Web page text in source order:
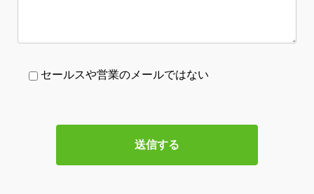
セールスや営業のメールではない